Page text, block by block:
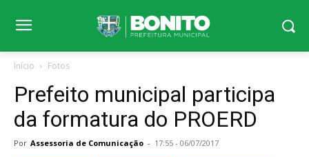
Início Fotos
Prefeito municipal participa
da formatura do PROERD
Por Assessoria de Comunicação - 17:55 - 06/07/2017